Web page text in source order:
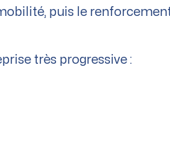
puis le
très progressive :